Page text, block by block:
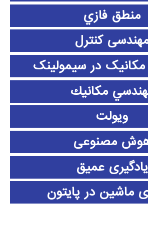
منطق فازي
کنترل
در سیمولینک
مكانيك
ویولت
مصنوعی
یادگیری عمیق
ماشین در پایتون